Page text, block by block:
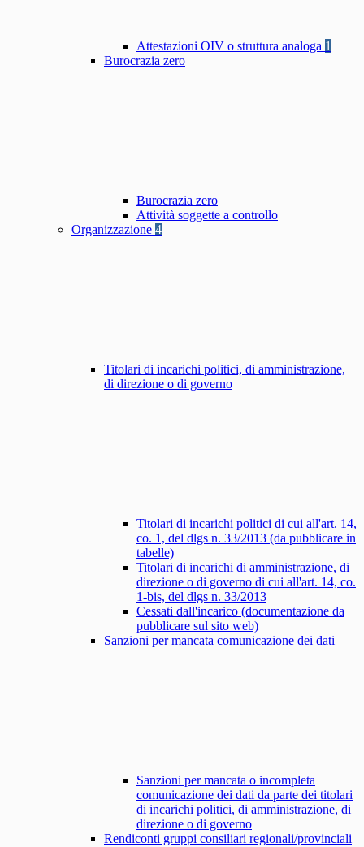
Attestazioni OIV o struttura analoga 1
Burocrazia zero
Burocrazia zero
Attività soggette a controllo
Organizzazione 4
Titolari di incarichi politici, di amministrazione,
di direzione o di governo
Titolari di incarichi politici di cui all'art. 14,
co. 1, del dlgs n. 33/2013 (da pubblicare in
tabelle)
Titolari di incarichi di amministrazione, di
direzione o di governo di cui all'art. 14, co.
1-bis, del dlgs n. 33/2013
Cessati dall'incarico (documentazione da
pubblicare sul sito web)
Sanzioni per mancata comunicazione dei dati
Sanzioni per mancata o incompleta
comunicazione dei dati da parte dei titolari
di incarichi politici, di amministrazione, di
direzione o di governo
Rendiconti gruppi consiliari regionali/provinciali